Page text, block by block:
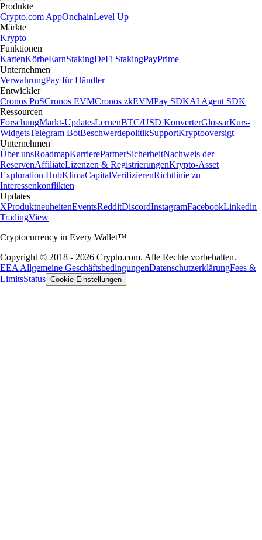
Produkte
Crypto.com AppOnchainLevel Up
Märkte
Krypto
Funktionen
KartenKörbeEarnStakingDeFi StakingPayPrime
Unternehmen
VerwahrungPay für Händler
Entwickler
Cronos PoSCronos EVMCronos zkEVMPay SDKAI Agent SDK
Ressourcen
ForschungMarkt-UpdatesLernenBTC/USD KonverterGlossarKurs-
WidgetsTelegram BotBeschwerdepolitikSupportKryptooversigt
Unternehmen
Über unsRoadmapKarrierePartnerSicherheitNachweis der
ReservenAffiliateLizenzen & RegistrierungenKrypto-Asset
Exploration HubKlimaCapitalVerifizierenRichtlinie zu
Interessenkonflikten
Updates
XProduktneuheitenEventsRedditDiscordInstagramFacebookLinkedin
TradingView
Cryptocurrency in Every Wallet™
Copyright © 2018 - 2026 Crypto.com. Alle Rechte vorbehalten.
EEA Allgemeine GeschäftsbedingungenDatenschutzerklärungFees &
LimitsStatus Cookie-Einstellungen